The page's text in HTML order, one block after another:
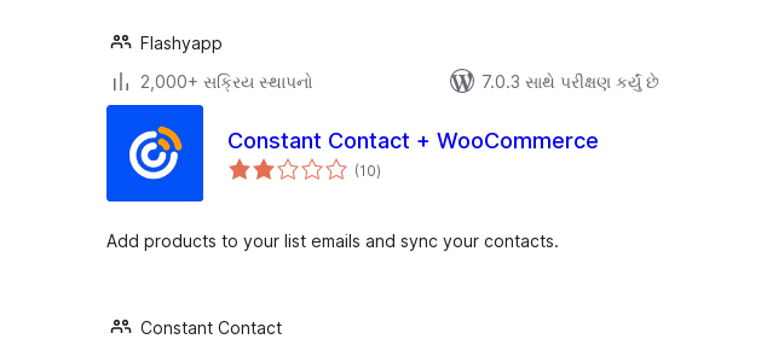
Flashyapp
2,000+ સક્રિય સ્થાપનો
7.0.3 સાથે પરીક્ષણ કર્યું છે
Constant Contact + WooCommerce
(10કુલ
રેટિંગ્સ
)
Add products to your list emails and sync your contacts.
Constant Contact